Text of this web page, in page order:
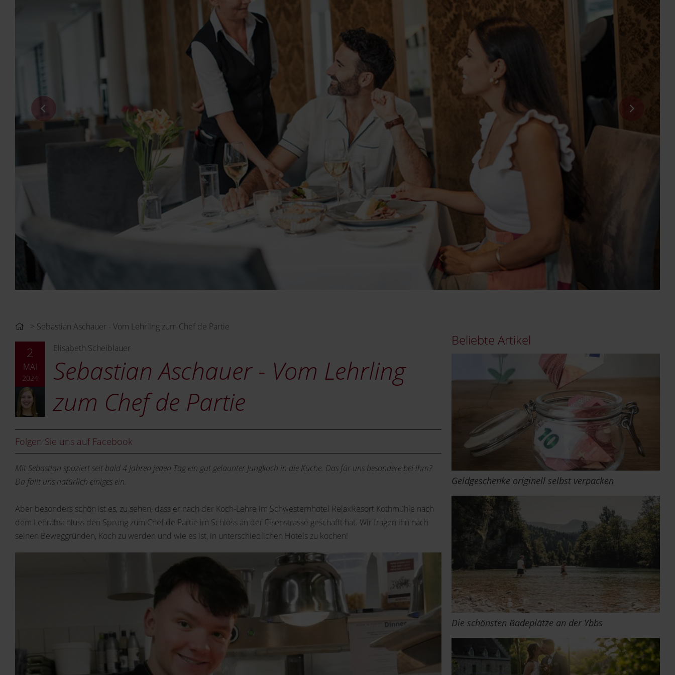
Sebastian Aschauer - Vom Lehrling zum Chef de Partie
2
MAI
2024
Elisabeth Scheiblauer
Sebastian Aschauer - Vom Lehrling
zum Chef de Partie
Folgen Sie uns auf Facebook
Mit Sebastian spaziert seit bald 4 Jahren jeden Tag ein gut gelaunter Jungkoch in die Küche. Das für uns besondere bei ihm?
Da fällt uns natürlich einiges ein.
Aber besonders schön ist es, zu sehen, dass er nach der Koch-Lehre im Schwesternhotel RelaxResort Kothmühle nach
dem Lehrabschluss den Sprung zum Chef de Partie im Schloss an der Eisenstrasse geschafft hat. Wir fragen ihn nach
seinen Beweggründen, Koch zu werden und wie es ist, in unterschiedlichen Hotels zu kochen!
Beliebte Artikel
Geldgeschenke originell selbst verpacken
Die schönsten Badeplätze an der Ybbs